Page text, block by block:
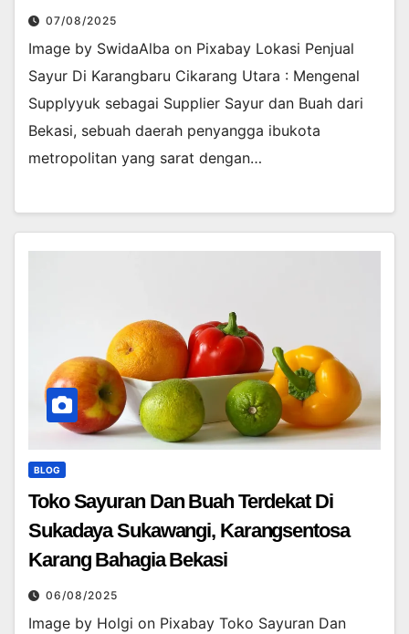
07/08/2025
Image by SwidaAlba on Pixabay Lokasi Penjual
Sayur Di Karangbaru Cikarang Utara : Mengenal
Supplyyuk sebagai Supplier Sayur dan Buah dari
Bekasi, sebuah daerah penyangga ibukota
metropolitan yang sarat dengan…
BLOG
Toko Sayuran Dan Buah Terdekat Di
Sukadaya Sukawangi, Karangsentosa
Karang Bahagia Bekasi
06/08/2025
Image by Holgi on Pixabay Toko Sayuran Dan